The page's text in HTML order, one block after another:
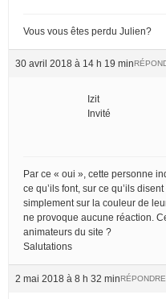
Vous vous êtes perdu Julien?
30 avril 2018 à 14 h 19 min
Izit
Invité
Par ce « oui », cette personne
ce qu’ils font, sur ce qu’ils
simplement sur la couleur de
ne provoque aucune réaction.
animateurs du site ?
Salutations
2 mai 2018 à 8 h 32 minRÉPONDRE